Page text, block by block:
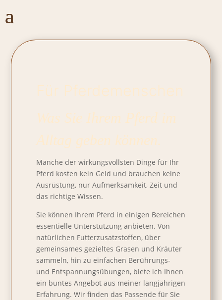
Für Pferdemenschen
Was Sie Ihrem Pferd im
Alltag geben können.
Manche der wirkungsvollsten Dinge für Ihr
Pferd kosten kein Geld und brauchen keine
Ausrüstung, nur Aufmerksamkeit, Zeit und
das richtige Wissen.
Sie können Ihrem Pferd in einigen Bereichen
essentielle Unterstützung anbieten. Von
natürlichen Futterzusatzstoffen, über
gemeinsames gezieltes Grasen und Kräuter
sammeln, hin zu einfachen Berührungs-
und Entspannungsübungen, biete ich Ihnen
ein buntes Angebot aus meiner langjährigen
Erfahrung. Wir finden das Passende für Sie